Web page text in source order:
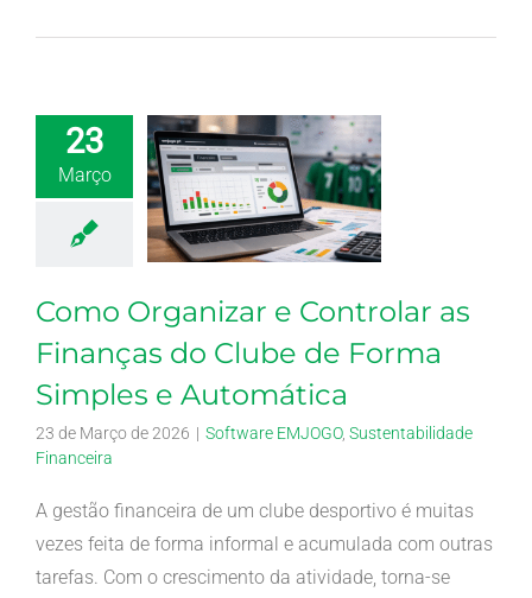
23
Março
Como Organizar e Controlar as
Finanças do Clube de Forma
Simples e Automática
23 de Março de 2026 | Software EMJOGO, Sustentabilidade
Financeira
A gestão financeira de um clube desportivo é muitas
vezes feita de forma informal e acumulada com outras
tarefas. Com o crescimento da atividade, torna-se